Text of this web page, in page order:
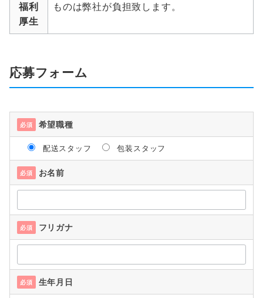
福利
厚生
ものは弊社が負担致します。
応募フォーム
必須 希望職種
配送スタッフ 包装スタッフ
必須 お名前
必須 フリガナ
必須 生年月日